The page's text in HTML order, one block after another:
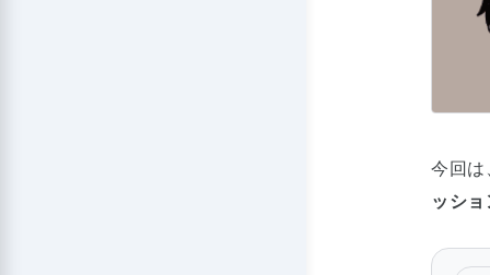
今回は
ッシ